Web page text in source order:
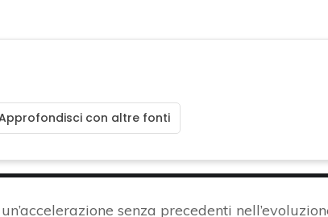
con altre fonti
senza precedenti